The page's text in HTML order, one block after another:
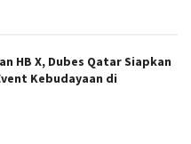
HB X, Dubes Qatar Siapkan
Kebudayaan di